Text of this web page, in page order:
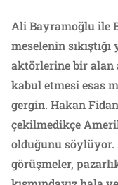
Ali Bayramoğlu ile
meselenin
aktörlerine bir alan
kabul etmesi esas
gergin. Hakan
çekilmedikçe
olduğunu söylüyor.
görüşmeler,